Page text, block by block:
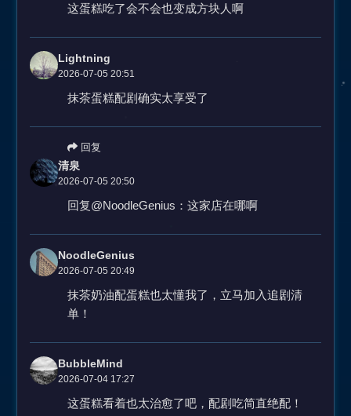
这蛋糕吃了会不会也变成方块人啊
Lightning
2026-07-05 20:51
抹茶蛋糕配剧确实太享受了
回复
清泉
2026-07-05 20:50
回复@NoodleGenius：这家店在哪啊
NoodleGenius
2026-07-05 20:49
抹茶奶油配蛋糕也太懂我了，立马加入追剧清
单！
BubbleMind
2026-07-04 17:27
这蛋糕看着也太治愈了吧，配剧吃简直绝配！